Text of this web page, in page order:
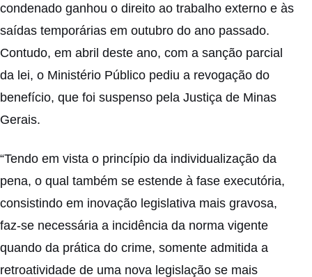
condenado ganhou o direito ao trabalho externo e às
saídas temporárias em outubro do ano passado.
Contudo, em abril deste ano, com a sanção parcial
da lei, o Ministério Público pediu a revogação do
benefício, que foi suspenso pela Justiça de Minas
Gerais.
“Tendo em vista o princípio da individualização da
pena, o qual também se estende à fase executória,
consistindo em inovação legislativa mais gravosa,
faz-se necessária a incidência da norma vigente
quando da prática do crime, somente admitida a
retroatividade de uma nova legislação se mais